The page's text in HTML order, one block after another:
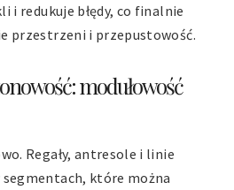
i redukuje błędy, co finalnie
przestrzeni i przepustowość.
modułowość
Regały, antresole i linie
które można